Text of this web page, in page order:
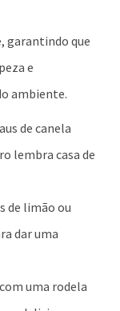
garantindo que
e
ambiente.
de canela
lembra casa de
de limão ou
dar uma
uma rodela